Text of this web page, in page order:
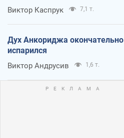
Виктор Каспрук 7,1 т.
Дух Анкориджа окончательно
испарился
Виктор Андрусив 1,6 т.